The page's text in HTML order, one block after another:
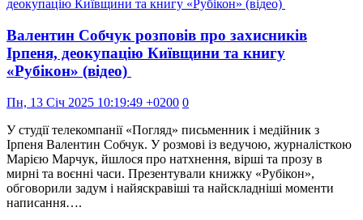
Валентин Собчук розповів про захисників
Ірпеня, деокупацію Київщини та книгу
«Рубікон» (відео)
Пн, 13 Січ 2025 10:19:49 +0200 0
У студії телекомпанії «Погляд» письменник і медійник з
Ірпеня Валентин Собчук. У розмові із ведучою, журналісткою
Марією Марчук, йшлося про натхнення, вірші та прозу в
мирні та воєнні часи. Презентували книжку «Рубікон»,
обговорили задум і найяскравіші та найскладніші моменти
написання….